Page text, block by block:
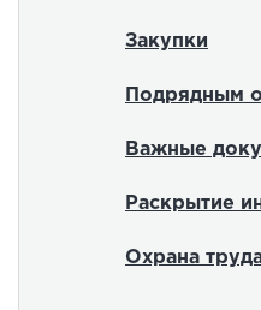
Закупки
Подрядным
Важные
Раскрытие
Охрана